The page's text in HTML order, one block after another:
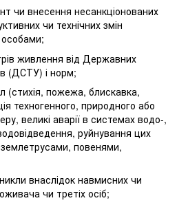
чи внесення несанкціонованих
чи технічних змін
живлення від Державних
(ДСТУ) і норм;
(стихія, пожежа, блискавка,
техногенного, природного або
великі аварії в системах водо-,
руйнування цих
повенями,
внаслідок навмисних чи
чи третіх осіб;